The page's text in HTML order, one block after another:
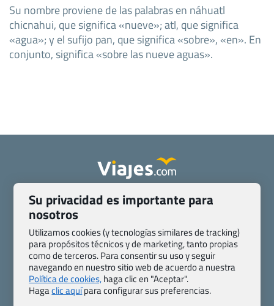
Su nombre proviene de las palabras en náhuatl
chicnahui, que significa «nueve»; atl, que significa
«agua»; y el sufijo pan, que significa «sobre», «en». En
conjunto, significa «sobre las nueve aguas».
Quienes somos
Contacto
Pasaporte, Visado, Salud y otras disposiciones específicas
Blog de Viajes.com
Registro de agencias
Preguntas frecuentes
Condiciones generales
Política de privacidad y cookies
Transparencia
Todas las páginas – sitemap
Viajes.com
Su privacidad es importante para
nosotros
Utilizamos cookies (y tecnologías similares de tracking)
para propósitos técnicos y de marketing, tanto propias
como de terceros. Para consentir su uso y seguir
navegando en nuestro sitio web de acuerdo a nuestra
Política de cookies,haga clic en "Aceptar".
Hagaclic aquípara configurar sus preferencias.